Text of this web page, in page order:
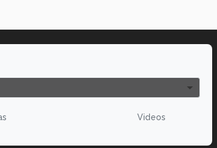
Videos